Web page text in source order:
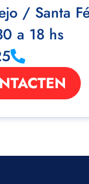
/ Santa
a 18 hs